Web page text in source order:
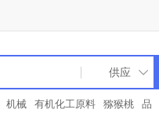
机械 有机化工原料 猕猴桃 品